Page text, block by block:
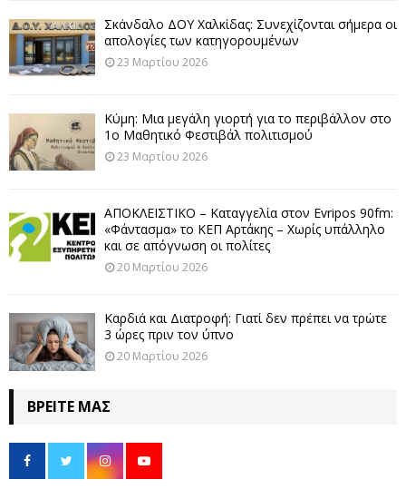
Σκάνδαλο ΔΟΥ Χαλκίδας: Συνεχίζονται σήμερα οι
απολογίες των κατηγορουμένων
23 Μαρτίου 2026
Κύμη: Μια μεγάλη γιορτή για το περιβάλλον στο
1ο Μαθητικό Φεστιβάλ πολιτισμού
23 Μαρτίου 2026
ΑΠΟΚΛΕΙΣΤΙΚΟ – Καταγγελία στον Evripos 90fm:
«Φάντασμα» το ΚΕΠ Αρτάκης – Χωρίς υπάλληλο
και σε απόγνωση οι πολίτες
20 Μαρτίου 2026
Καρδιά και Διατροφή: Γιατί δεν πρέπει να τρώτε
3 ώρες πριν τον ύπνο
20 Μαρτίου 2026
ΒΡΕΊΤΕ ΜΑΣ